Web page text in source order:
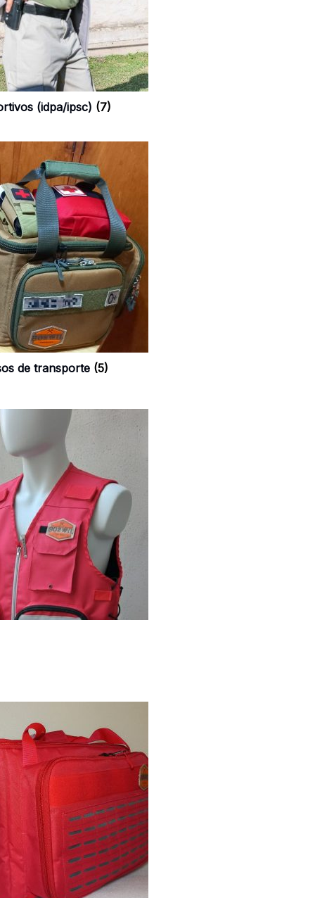
(idpa/ipsc) (7)
de transporte (5)